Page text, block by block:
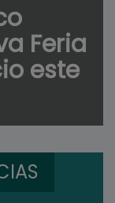
Feria
este